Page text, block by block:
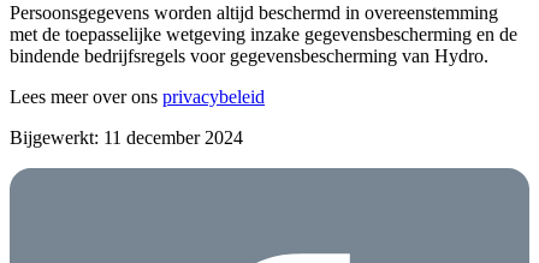
Persoonsgegevens worden altijd beschermd in overeenstemming
met de toepasselijke wetgeving inzake gegevensbescherming en de
bindende bedrijfsregels voor gegevensbescherming van Hydro.
Lees meer over ons privacybeleid
Bijgewerkt: 11 december 2024